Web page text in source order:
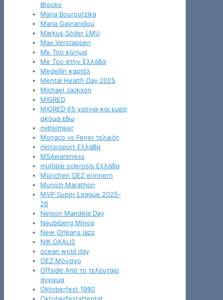
Brooks
Maria Bouroutzika
Maria Gavranidou
Markus Söder LMU
Max Verstappen
Me Too κίνημα
Me Too στην Ελλάδα
Medellín καρτέλ
Mental Health Day 2025
Michael Jackson
MIGRED
MIGRED 65 χρόνια και εμείς
ακόμα εδώ
mittelmeer
Monaco vs Fener τελικός
motorsport Ελλάδα
MSAwareness
multiple sclerosis Ελλάδα
München OEZ erinnern
Munich Marathon
MVP Super League 2025-
26
Nelson Mandela Day
Neubiberg Minoa
New Orleans jazz
NIK GKALIS
ocean wold day
OEZ Μόναχο
Offside Από το τελευταίο
άγγιγμα
Oktoberfest 1980